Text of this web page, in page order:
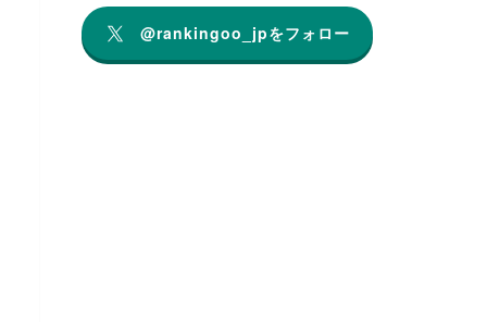
@rankingoo_jpをフォロー